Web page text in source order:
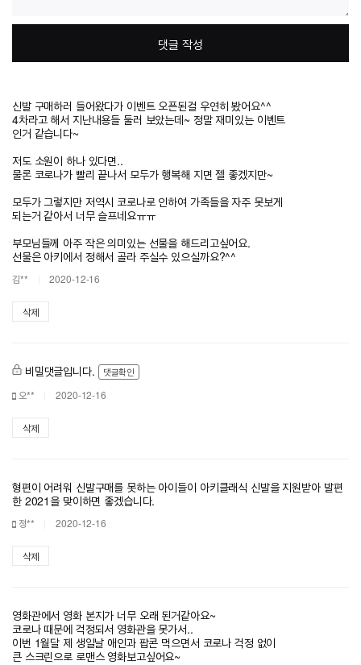
댓글 작성
신발 구매하러 들어왔다가 이벤트 오픈된걸 우연히 봤어요^^
4차라고 해서 지난내용들 둘러 보았는데~ 정말 재미있는 이벤트
인거 같습니다~
저도 소원이 하나 있다면..
물론 코로나가 빨리 끝나서 모두가 행복해 지면 젤 좋겠지만~
모두가 그렇지만 저역시 코로나로 인하여 가족들을 자주 못보게
되는거 같아서 너무 슬프네요ㅠㅠ
부모님들께 아주 작은 의미있는 선물을 해드리고싶어요.
선물은 아키에서 정해서 골라 주실수 있으실까요?^^
김** 2020-12-16
삭제
비밀댓글입니다. 댓글확인
오** 2020-12-16
삭제
형편이 어려워 신발구매를 못하는 아이들이 아키클래식 신발을 지원받아 발편
한 2021을 맞이하면 좋겠습니다.
정** 2020-12-16
삭제
영화관에서 영화 본지가 너무 오래 된거같아요~
코로나 때문에 걱정되서 영화관을 못가서..
이번 1월달 제 생일날 애인과 팝콘 먹으면서 코로나 걱정 없이
큰 스크린으로 로맨스 영화보고싶어요~